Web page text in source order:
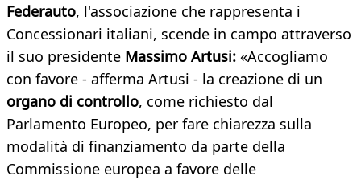
Federauto, l'associazione che rappresenta i
Concessionari italiani, scende in campo attraverso
il suo presidente Massimo Artusi: «Accogliamo
con favore - afferma Artusi - la creazione di un
organo di controllo, come richiesto dal
Parlamento Europeo, per fare chiarezza sulla
modalità di finanziamento da parte della
Commissione europea a favore delle